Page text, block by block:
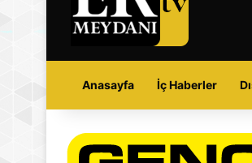
Anasayfa İç Haberler